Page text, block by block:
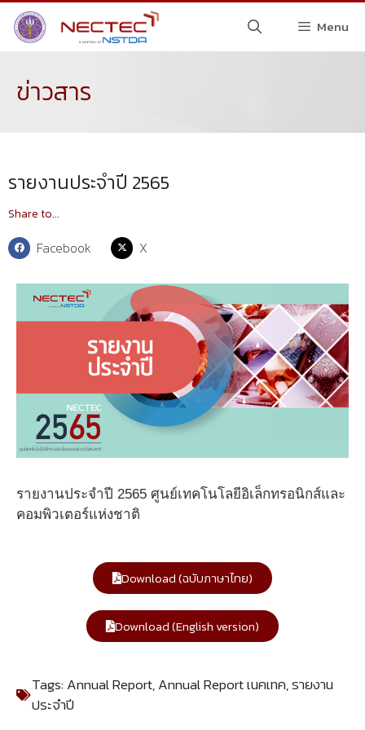
Menu
ข่าวสาร
รายงานประจำปี 2565
Share to...
Facebook X
รายงานประจำปี 2565 ศูนย์เทคโนโลยีอิเล็กทรอนิกส์และ
คอมพิวเตอร์แห่งชาติ
Download (ฉบับภาษาไทย)
Download (English version)
Tags:Annual Report,Annual Report เนคเทค,รายงาน
ประจำปี